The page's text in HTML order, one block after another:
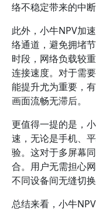
络不稳定带来的中
此外，小牛NPV加
络通道，避免拥堵
时段，网络负载较
连接速度。对于需
能提升尤为重要，
画面流畅无滞后。
更值得一提的是，
速，无论是手机、
验。这对于多屏幕
合。用户无需担心
不同设备间无缝切
总结来看，小牛